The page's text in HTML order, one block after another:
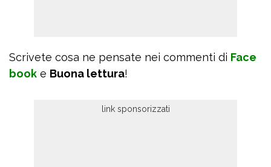
Scrivete cosa ne pensate nei commenti di Face
book e Buona lettura!